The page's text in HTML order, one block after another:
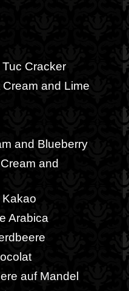
Cracker
and Lime
and Blueberry
and
Arabica
auf Mandel